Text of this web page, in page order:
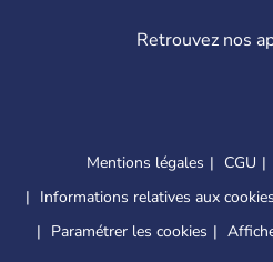
Retrouvez nos
Mentions légales CGU
Informations relatives aux cookies
Paramétrer les cookies